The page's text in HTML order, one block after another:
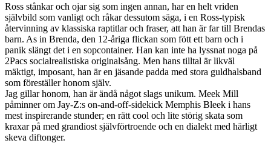
Ross stånkar och ojar sig som ingen annan, har en helt vriden
självbild som vanligt och råkar dessutom säga, i en Ross-typisk
återvinning av klassiska raptitlar och fraser, att han är far till Brendas
barn. As in Brenda, den 12-åriga flickan som fött ett barn och i
panik slängt det i en sopcontainer. Han kan inte ha lyssnat noga på
2Pacs socialrealistiska originalsång. Men hans tilltal är likväl
mäktigt, imposant, han är en jäsande padda med stora guldhalsband
som föreställer honom själv.
Jag gillar honom, han är ändå något slags unikum. Meek Mill
påminner om Jay-Z:s on-and-off-sidekick Memphis Bleek i hans
mest inspirerande stunder; en rätt cool och lite störig skata som
kraxar på med grandiost självförtroende och en dialekt med härligt
skeva diftonger.